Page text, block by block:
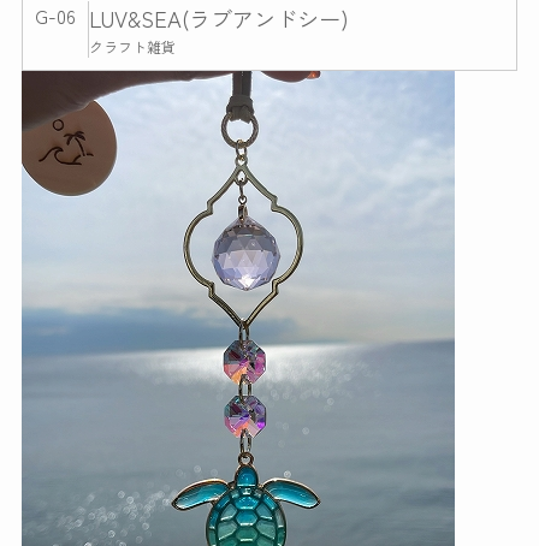
G-06 LUV&SEA(ラブアンドシー)
クラフト雑貨